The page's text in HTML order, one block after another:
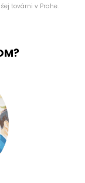
továrni v Prahe.